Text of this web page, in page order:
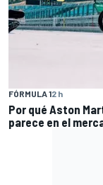
FÓRMULA 12 h
Por qué Aston
parece en el